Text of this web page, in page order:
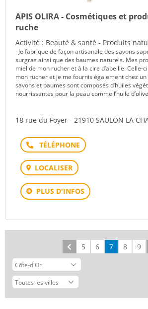
APIS OLIRA - Cosmétiques et
ruche
Activité : Beauté & santé - Produits
Je fabrique de façon artisanale des savons
surgras ainsi que des baumes naturels. Mes
miel de mon rucher et à la cire d’abeille. Celle-
mon rucher et je me fournis également chez
savons et baumes sont composés d’huiles
nourrissantes pour la peau comme l’huile
18 rue du Foyer - 21910 SAULON LA
Téléphone
LOCALISER
PLUS D'INFOS
Précédent
5 6 7 8 9